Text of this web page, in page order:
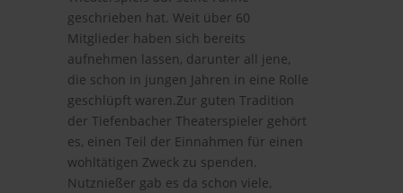
geschrieben hat. Weit über 60
Mitglieder haben sich bereits
aufnehmen lassen, darunter all jene,
die schon in jungen Jahren in eine Rolle
geschlüpft waren.Zur guten Tradition
der Tiefenbacher Theaterspieler gehört
es, einen Teil der Einnahmen für einen
wohltätigen Zweck zu spenden.
Nutznießer gab es da schon viele,